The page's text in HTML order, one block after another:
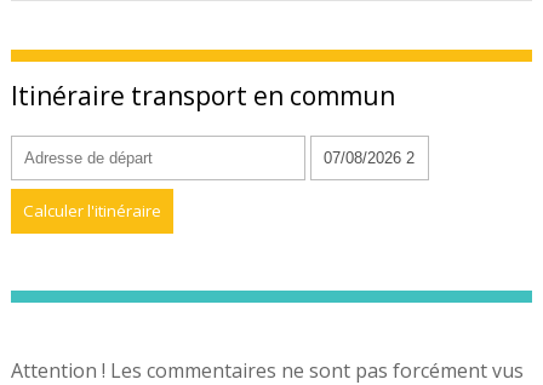
Itinéraire transport en commun
Attention ! Les commentaires ne sont pas forcément vus